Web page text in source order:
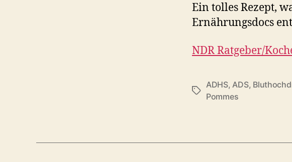
Ein tolles Rezept,
Ernährungsdocs
NDR Ratgeber/
Schlagwörter
ADHS, ADS,
Pommes